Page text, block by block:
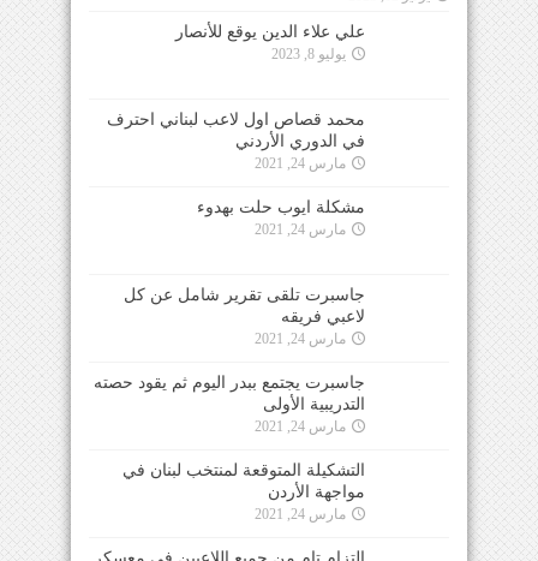
علي علاء الدين يوقع للأنصار
يوليو 8, 2023
محمد قصاص اول لاعب لبناني احترف
في الدوري الأردني
مارس 24, 2021
مشكلة ايوب حلت بهدوء
مارس 24, 2021
جاسبرت تلقى تقرير شامل عن كل
لاعبي فريقه
مارس 24, 2021
جاسبرت يجتمع ببدر اليوم ثم يقود حصته
التدريبية الأولى
مارس 24, 2021
التشكيلة المتوقعة لمنتخب لبنان في
مواجهة الأردن
مارس 24, 2021